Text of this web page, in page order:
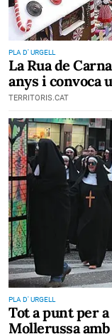
PLA D' URGELL
La Rua de
anys i convoca
TERRITORIS.CAT
PLA D' URGELL
Tot a punt per
Mollerussa